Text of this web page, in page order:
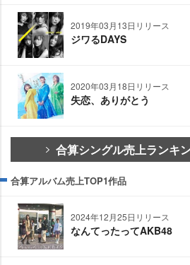
2019年03月13日リリース
ジワるDAYS
2020年03月18日リリース
失恋、ありがとう
合算シングル売上ランキ
合算アルバム売上TOP1作品
2024年12月25日リリース
なんてったってAKB48